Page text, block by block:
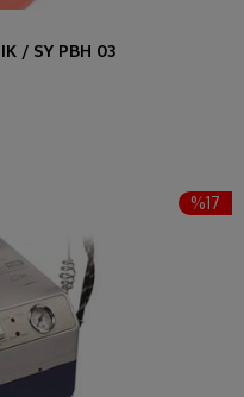
/ SY PBH 03
%17